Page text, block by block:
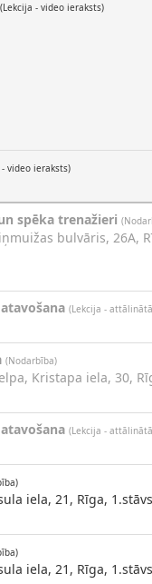
(Lekcija - video ieraksts)
video ieraksts)
spēka trenažieri
bulvāris, 26A,
(Lekcija -
(Nodarbība)
Kristapa iela, 30,
(Lekcija -
iela, 21, Rīga, 1.stāvs
iela, 21, Rīga, 1.stāvs